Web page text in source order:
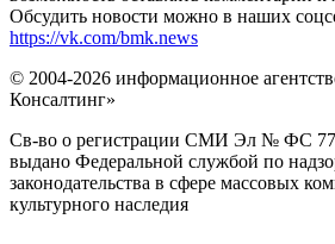
Обсудить новости можно в наших
https://vk.com/bmk.news
© 2004-2026 информационное
Консалтинг»
Св-во о регистрации СМИ Эл № ФС 77-
выдано Федеральной службой по
законодательства в сфере массовых
культурного наследия